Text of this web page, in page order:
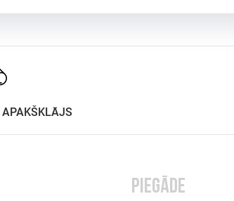
APAKŠKLĀJS
Piegāde